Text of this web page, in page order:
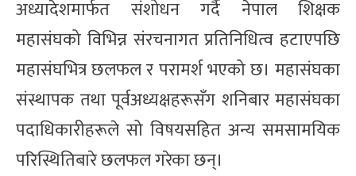
अध्यादेशमार्फत संशोधन गर्दै नेपाल शिक्षक
महासंघको विभिन्न संरचनागत प्रतिनिधित्व हटाएपछि
महासंघभित्र छलफल र परामर्श भएको छ। महासंघका
संस्थापक तथा पूर्वअध्यक्षहरूसँग शनिबार महासंघका
पदाधिकारीहरूले सो विषयसहित अन्य समसामयिक
परिस्थितिबारे छलफल गरेका छन्।